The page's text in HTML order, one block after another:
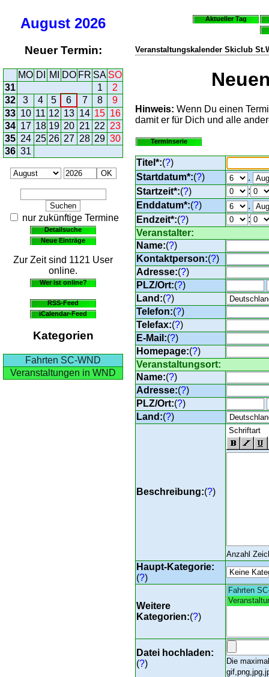
August 2026
Neuer Termin:
MO DI MI DO FR SA SO
31
1
2
32
3 4 5 6 7 8
9
33 10 11 12 13 14 15 16
34 17 18 19 20 21 22 23
35 24 25 26 27 28 29 30
36 31
nur zukünftige Termine
Detailsuche
Neue Einträge
Zur Zeit sind 1121 User
online.
Wer ist online?
RSS-Feed
iCalendar-Feed
Kategorien
Fahrten SC-WND
Veranstaltungen in WND
Aktueller Tag
Veranstaltungskalender Skiclub
Hinweis: Wenn Du einen
damit er für Dich und alle
Terminserie
Titel*:(?)
Startdatum*:(?)
.
Startzeit*:(?)
:
Enddatum*:(?)
.
Endzeit*:(?)
:
Veranstalter:
Name:(?)
Kontaktperson:(?)
Adresse:(?)
PLZ/Ort:(?)
Land:(?)
Telefon:(?)
Telefax:(?)
E-Mail:(?)
Homepage:(?)
Veranstaltungsort:
Name:(?)
Adresse:(?)
PLZ/Ort:(?)
Land:(?)
Beschreibung:(?)
Anzahl
Haupt-Kategorie:
(?)
Weitere
Kategorien:(?)
Datei hochladen:
(?)
Die